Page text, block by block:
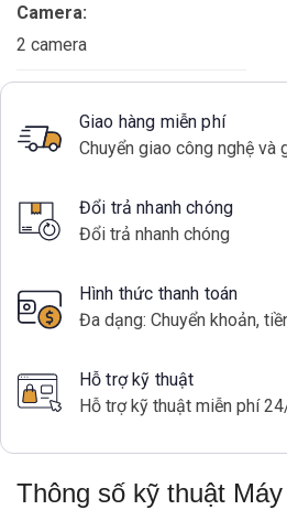
Camera:
2 camera
Giao hàng miễn phí
Chuyển giao công nghệ và
Đổi trả nhanh chóng
Đổi trả nhanh chóng
Hình thức thanh toán
Đa dạng: Chuyển khoản,
Hỗ trợ kỹ thuật
Hỗ trợ kỹ thuật miễn phí
Thông số kỹ thuật